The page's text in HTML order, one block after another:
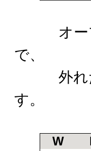
オープ
で、
外れた
す。
W